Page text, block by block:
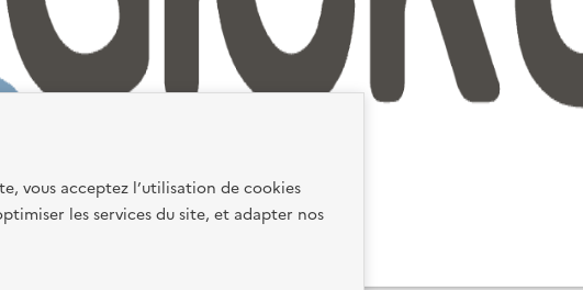
vous acceptez l’utilisation de cookies
les services du site, et adapter nos